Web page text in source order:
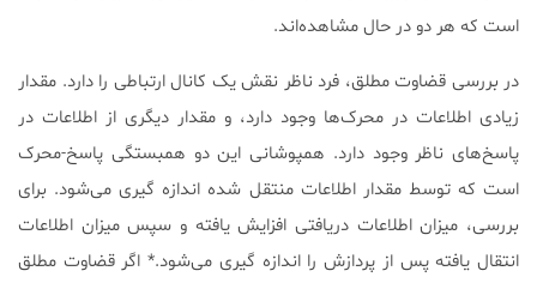
است که هر دو در حال مشاهده‌اند.
در بررسی قضاوت مطلق، فرد ناظر نقش یک کانال ارتباطی را دارد. مقدار
زیادی اطلاعات در محرک‌ها وجود دارد، و مقدار دیگری از اطلاعات در
پاسخ‌های ناظر وجود دارد. همپوشانی این دو همبستگی پاسخ-محرک
است که توسط مقدار اطلاعات منتقل شده اندازه گیری می‌شود. برای
بررسی، میزان اطلاعات دریافتی افزایش یافته و سپس میزان اطلاعات
انتقال یافته پس از پردازش را اندازه گیری می‌شود.* اگر قضاوت مطلق